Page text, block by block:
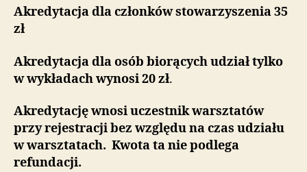
Akredytacja dla członków stowarzyszenia 35
zł
Akredytacja dla osób biorących udział tylko
w wykładach wynosi 20 zł.
Akredytację wnosi uczestnik warsztatów
przy rejestracji bez względu na czas udziału
w warsztatach. Kwota ta nie podlega
refundacji.